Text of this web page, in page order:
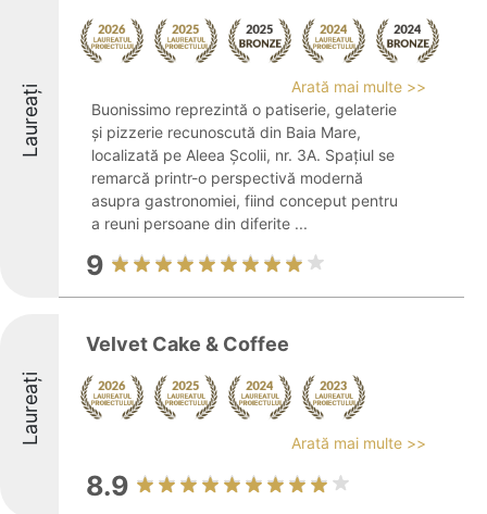
Laureați
Arată mai multe >>
Buonissimo reprezintă o patiserie, gelaterie
și pizzerie recunoscută din Baia Mare,
localizată pe Aleea Școlii, nr. 3A. Spațiul se
remarcă printr-o perspectivă modernă
asupra gastronomiei, fiind conceput pentru
a reuni persoane din diferite ...
9
Laureați
Velvet Cake & Coffee
Arată mai multe >>
8.9